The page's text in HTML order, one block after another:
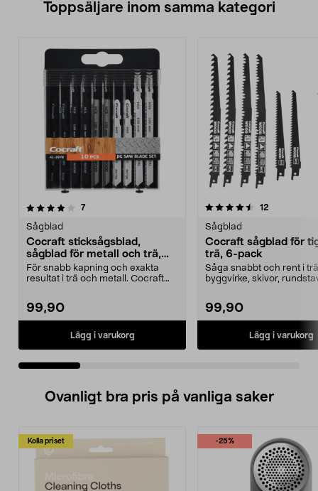
Toppsäljare inom samma kategori
7recensioner
Sågblad
Cocraft sticksågsblad,
sågblad för metall och trä,
10-pack
För snabb kapning och exakta
resultat i trä och metall. Cocraft
99,90
Lägg i varukorg
4.5 av 5 stjärnor 12
Sågblad
Cocraft sågblad för
trä, 6-pack
Såga snabbt och rent i
byggvirke, skivor,
99,90
Lägg i varukorg
4.5 av 5 stjärnor
Ovanligt bra pris på vanliga saker
Kolla priset -25%